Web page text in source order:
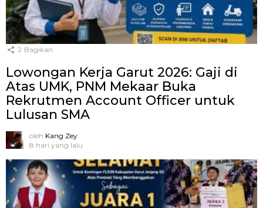
2 Bagikan
Lowongan Kerja Garut 2026: Gaji di
Atas UMK, PNM Mekaar Buka
Rekrutmen Account Officer untuk
Lulusan SMA
oleh Kang Zey
8 hari yang lalu